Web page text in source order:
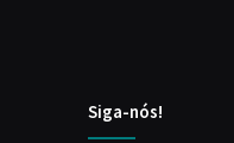
Siga-nós!